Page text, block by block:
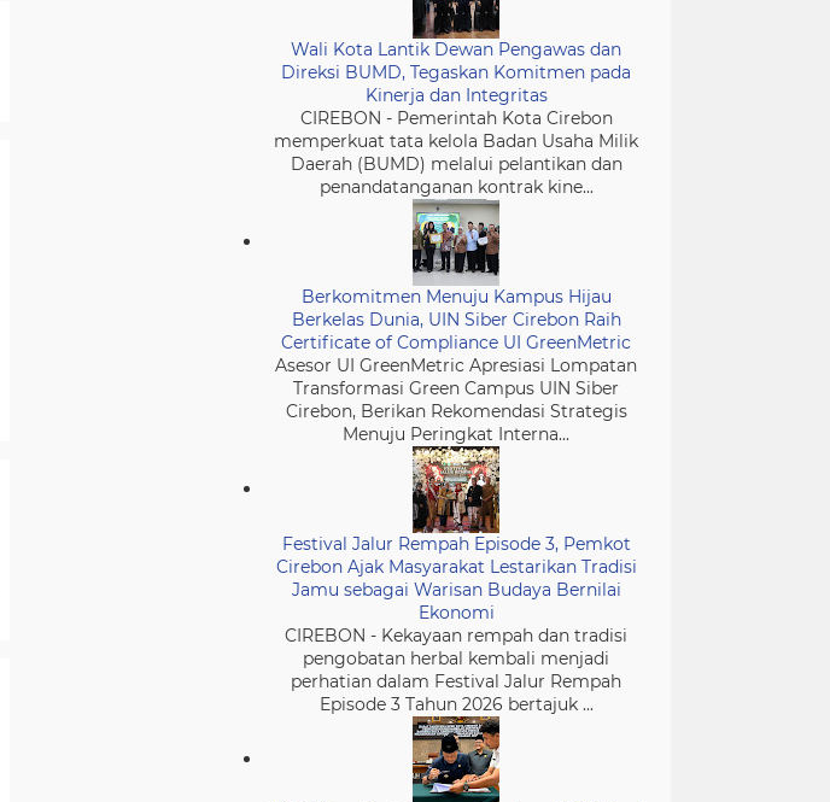
Wali Kota Lantik Dewan Pengawas dan
Direksi BUMD, Tegaskan Komitmen pada
Kinerja dan Integritas
CIREBON - Pemerintah Kota Cirebon
memperkuat tata kelola Badan Usaha Milik
Daerah (BUMD) melalui pelantikan dan
penandatanganan kontrak kine...
Berkomitmen Menuju Kampus Hijau
Berkelas Dunia, UIN Siber Cirebon Raih
Certificate of Compliance UI GreenMetric
Asesor UI GreenMetric Apresiasi Lompatan
Transformasi Green Campus UIN Siber
Cirebon, Berikan Rekomendasi Strategis
Menuju Peringkat Interna...
Festival Jalur Rempah Episode 3, Pemkot
Cirebon Ajak Masyarakat Lestarikan Tradisi
Jamu sebagai Warisan Budaya Bernilai
Ekonomi
CIREBON - Kekayaan rempah dan tradisi
pengobatan herbal kembali menjadi
perhatian dalam Festival Jalur Rempah
Episode 3 Tahun 2026 bertajuk ...